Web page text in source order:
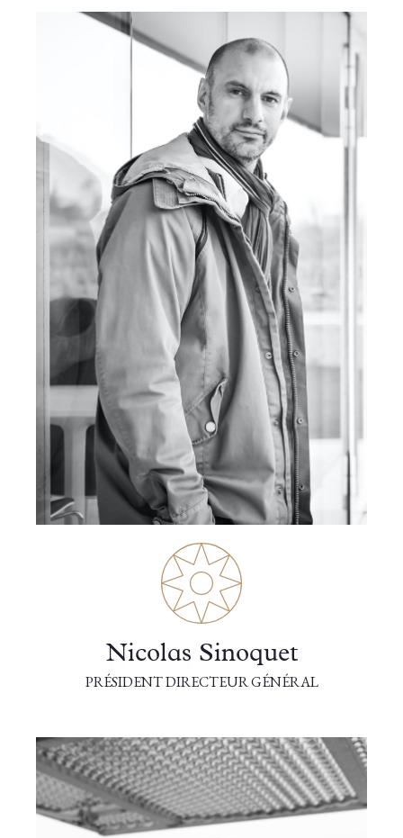
Nicolas Sinoquet
PRÉSIDENT DIRECTEUR GÉNÉRAL